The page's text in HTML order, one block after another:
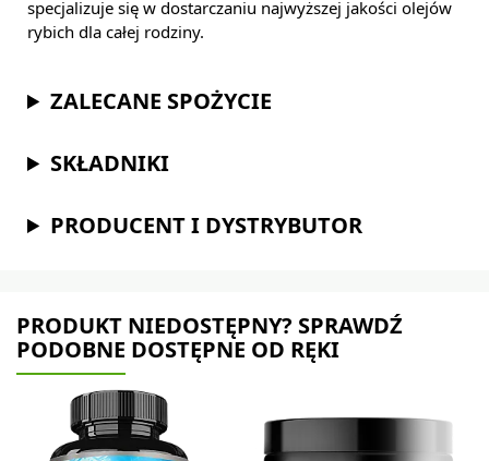
specjalizuje się w dostarczaniu najwyższej jakości olejów
rybich dla całej rodziny.
ZALECANE SPOŻYCIE
SKŁADNIKI
PRODUCENT I DYSTRYBUTOR
PRODUKT NIEDOSTĘPNY? SPRAWDŹ
PODOBNE DOSTĘPNE OD RĘKI